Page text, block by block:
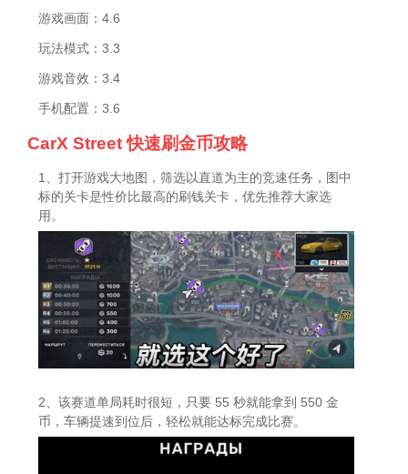
游戏画面：4.6
玩法模式：3.3
游戏音效：3.4
手机配置：3.6
CarX Street 快速刷金币攻略
1、打开游戏大地图，筛选以直道为主的竞速任务，图中
标的关卡是性价比最高的刷钱关卡，优先推荐大家选
用。
2、该赛道单局耗时很短，只要 55 秒就能拿到 550 金
币，车辆提速到位后，轻松就能达标完成比赛。